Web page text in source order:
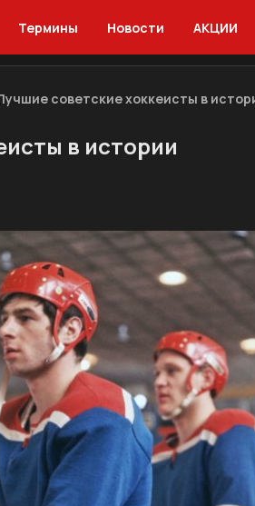
Термины Новости АКЦИИ
советские хоккеисты в
в истории